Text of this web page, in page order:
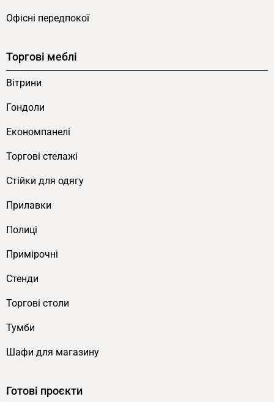
Офісні передпокої
Торгові меблі
Вітрини
Гондоли
Економпанелі
Торгові стелажі
Cтійки для одягу
Прилавки
Полиці
Примірочні
Стенди
Торгові столи
Тумби
Шафи для магазину
Готові проєкти